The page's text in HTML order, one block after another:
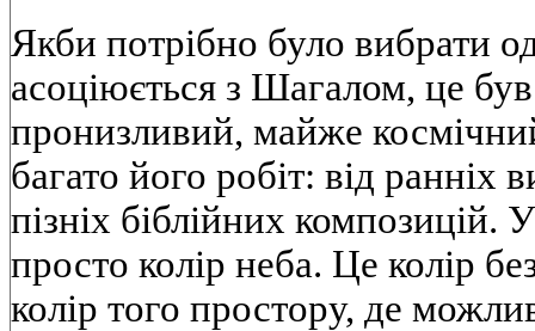
Якби потрібно було вибрати
асоціюється з Шагалом, це
пронизливий, майже
багато його робіт: від ранніх
пізніх біблійних
просто колір неба. Це колір
колір того простору, де